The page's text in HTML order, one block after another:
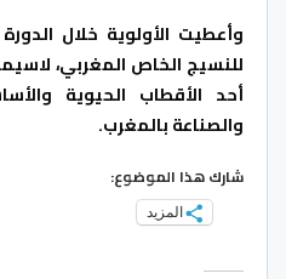
وأعطيت الأولوية خلال
للنسيج الخاص المغربي،
أحد الأقطاب الحيوية
والصناعة بالمغرب.
شارك هذا الموضوع:
المزيد